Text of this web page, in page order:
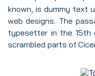
known, is dummy text
web designs. The
typesetter in the 15th
scrambled parts of